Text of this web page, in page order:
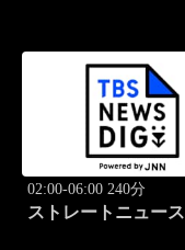
02:00-06:00 240分
ストレートニュース